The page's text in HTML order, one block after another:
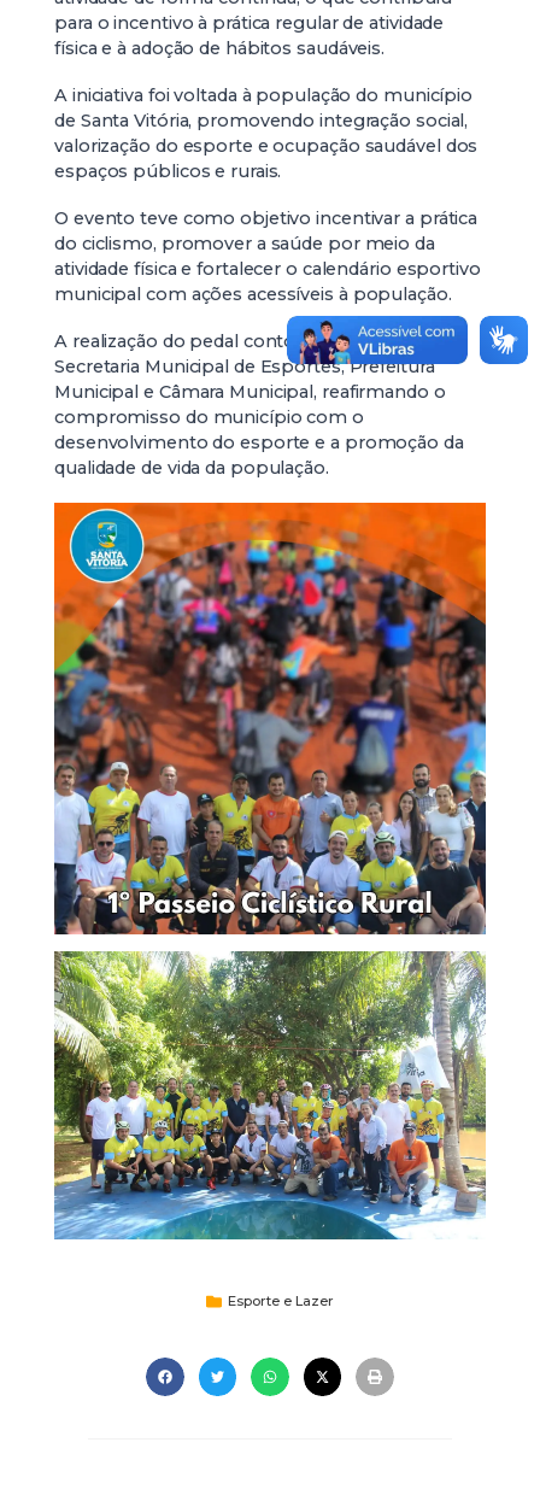
para o incentivo à prática regular de atividade
física e à adoção de hábitos saudáveis.
A iniciativa foi voltada à população do município
de Santa Vitória, promovendo integração social,
valorização do esporte e ocupação saudável dos
espaços públicos e rurais.
O evento teve como objetivo incentivar a prática
do ciclismo, promover a saúde por meio da
atividade física e fortalecer o calendário esportivo
municipal com ações acessíveis à população.
A realização do pedal contou com o apoio da
Secretaria Municipal de Esportes, Prefeitura
Municipal e Câmara Municipal, reafirmando o
compromisso do município com o
desenvolvimento do esporte e a promoção da
qualidade de vida da população.
Esporte e Lazer